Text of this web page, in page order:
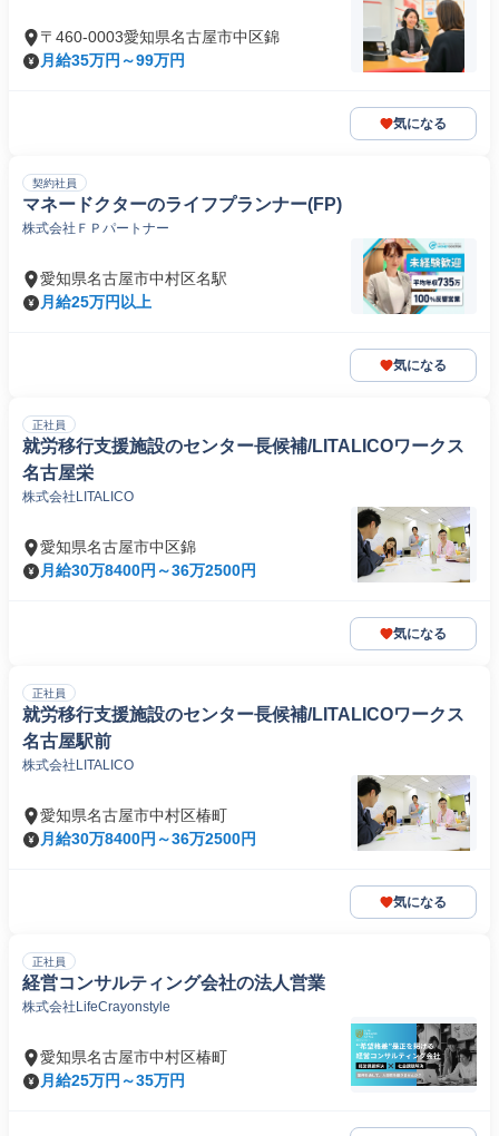
〒460-0003愛知県名古屋市中区錦
月給35万円～99万円
気になる
契約社員
マネードクターのライフプランナー(FP)
株式会社ＦＰパートナー
愛知県名古屋市中村区名駅
月給25万円以上
気になる
正社員
就労移行支援施設のセンター長候補/LITALICOワークス
名古屋栄
株式会社LITALICO
愛知県名古屋市中区錦
月給30万8400円～36万2500円
気になる
正社員
就労移行支援施設のセンター長候補/LITALICOワークス
名古屋駅前
株式会社LITALICO
愛知県名古屋市中村区椿町
月給30万8400円～36万2500円
気になる
正社員
経営コンサルティング会社の法人営業
株式会社LifeCrayonstyle
愛知県名古屋市中村区椿町
月給25万円～35万円